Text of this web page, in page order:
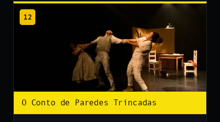
12
O Conto de Paredes Trincadas